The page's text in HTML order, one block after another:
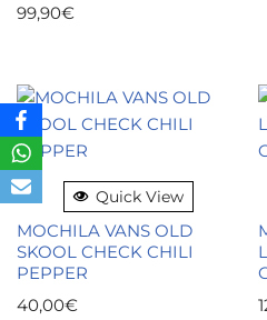
99,90€
Quick View
MOCHILA VANS OLD
SKOOL CHECK CHILI
PEPPER
40,00€